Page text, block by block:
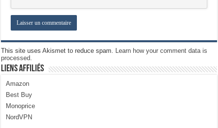
This site uses Akismet to reduce spam. Learn how your comment data is
processed.
Liens Affiliés
Amazon
Best Buy
Monoprice
NordVPN